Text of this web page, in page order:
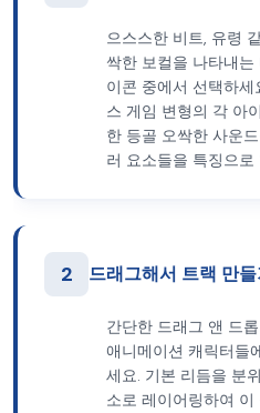
으스스한 비트, 유령
싹한 보컬을 나타내
이콘 중에서 선택하
스 게임 변형의 각 아
한 등골 오싹한 사운
러 요소들을 특징으로
2 드래그해서 트랙 만들
간단한 드래그 앤 드
애니메이션 캐릭터들
세요. 기본 리듬을 분
소로 레이어링하여